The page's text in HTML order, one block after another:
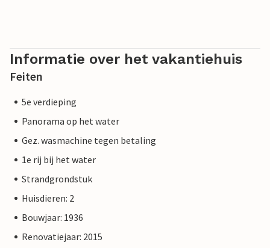
Informatie over het vakantiehuis
Feiten
5e verdieping
Panorama op het water
Gez. wasmachine tegen betaling
1e rij bij het water
Strandgrondstuk
Huisdieren: 2
Bouwjaar: 1936
Renovatiejaar: 2015